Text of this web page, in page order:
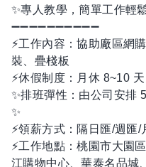
✨專人教學，簡單工作輕
➖➖➖➖➖➖➖➖➖➖
⚡工作內容：協助廠區網
裝、疊棧板
⚡休假制度：月休 8~10
✨排班彈性：由公司安排
✨
⚡領薪方式：隔日匯/週匯/
⚡工作地點：桃園市大園
江購物中心、華泰名品城